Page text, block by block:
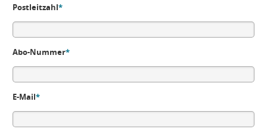
Postleitzahl*
Abo-Nummer*
E-Mail*